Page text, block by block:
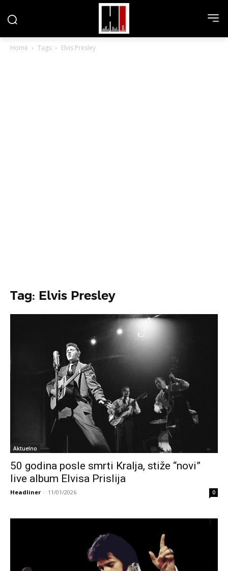
Home Tags Elvis Presley
Tag: Elvis Presley
Aktuelno
50 godina posle smrti Kralja, stiže “novi”
live album Elvisa Prislija
Headliner - 11/01/2026 0